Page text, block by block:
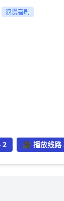
浪漫喜剧
2 🎥 播放线路